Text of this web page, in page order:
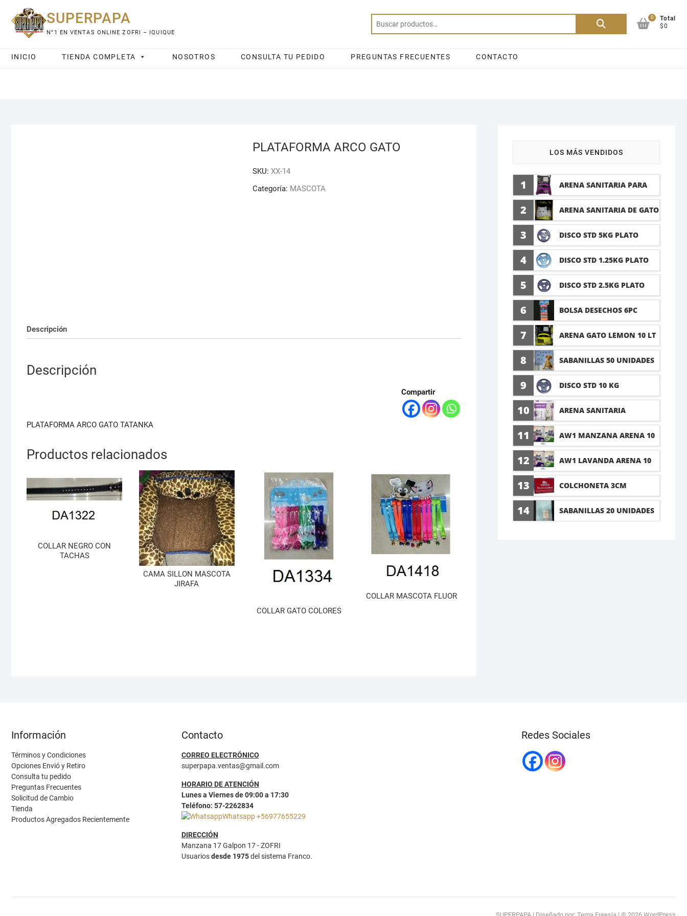
contenido
SUPERPAPA
N°1 EN VENTAS ONLINE ZOFRI – IQUIQUE
Buscar
0
Total
$0
INICIO TIENDA COMPLETA NOSOTROS CONSULTA TU PEDIDO PREGUNTAS FRECUENTES CONTACTO
PLATAFORMA ARCO GATO
SKU: XX-14
Categoría: MASCOTA
Descripción
Descripción
Compartir
PLATAFORMA ARCO GATO TATANKA
Productos relacionados
COLLAR NEGRO CON
TACHAS
CAMA SILLON MASCOTA
JIRAFA
COLLAR GATO COLORES
COLLAR MASCOTA FLUOR
LOS MÁS VENDIDOS
1 ARENA SANITARIA PARA
GATO LAVANDA 10 LTI
2 ARENA SANITARIA DE GATO
5 LT
3 DISCO STD 5KG PLATO
4 DISCO STD 1.25KG PLATO
5 DISCO STD 2.5KG PLATO
6 BOLSA DESECHOS 6PC
7 ARENA GATO LEMON 10 LT
8 SABANILLAS 50 UNIDADES
TALLA M 60X45CM
9 DISCO STD 10 KG
10 ARENA SANITARIA
LAVANDA 8KG
11 AW1 MANZANA ARENA 10
LT
12 AW1 LAVANDA ARENA 10
LT
13 COLCHONETA 3CM
14 SABANILLAS 20 UNIDADES
Información
Términos y Condiciones
Opciones Envió y Retiro
Consulta tu pedido
Preguntas Frecuentes
Solicitud de Cambio
Tienda
Productos Agregados Recientemente
Contacto
CORREO ELECTRÓNICO
superpapa.ventas@gmail.com
HORARIO DE ATENCIÓN
Lunes a Viernes de 09:00 a 17:30
Teléfono: 57-2262834
Whatsapp +56977655229
DIRECCIÓN
Manzana 17 Galpon 17 - ZOFRI
Usuariosdesde 1975del sistema Franco.
Redes Sociales
SUPERPAPA | Diseñado por: Tema Freesia | © 2026 WordPress